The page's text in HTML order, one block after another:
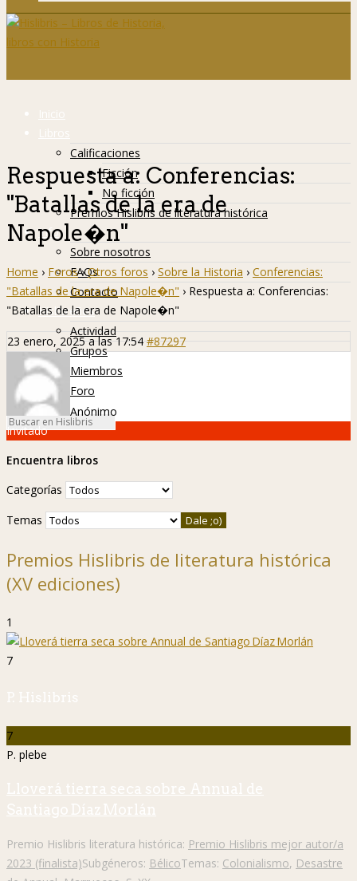
Inicio
Libros
Calificaciones
Ficción
No ficción
Premios Hislibris de literatura histórica
Info
Sobre nosotros
FAQs
Contacto
Hislibreños
Actividad
Grupos
Miembros
Foro
Respuesta a: Conferencias:
"Batallas de la era de
Napole�n"
Home › Foros › Otros foros › Sobre la Historia › Conferencias:
"Batallas de la era de Napole�n" › Respuesta a: Conferencias:
"Batallas de la era de Napole�n"
23 enero, 2025 a las 17:54 #87297
Anónimo
Invitado
Encuentra libros
Categorías
Temas
Premios Hislibris de literatura histórica
(XV ediciones)
1
7
P. Hislibris
7
P. plebe
Lloverá tierra seca sobre Annual de
Santiago Díaz Morlán
Premio Hislibris literatura histórica: Premio Hislibris mejor autor/a
2023 (finalista)Subgéneros: BélicoTemas: Colonialismo, Desastre